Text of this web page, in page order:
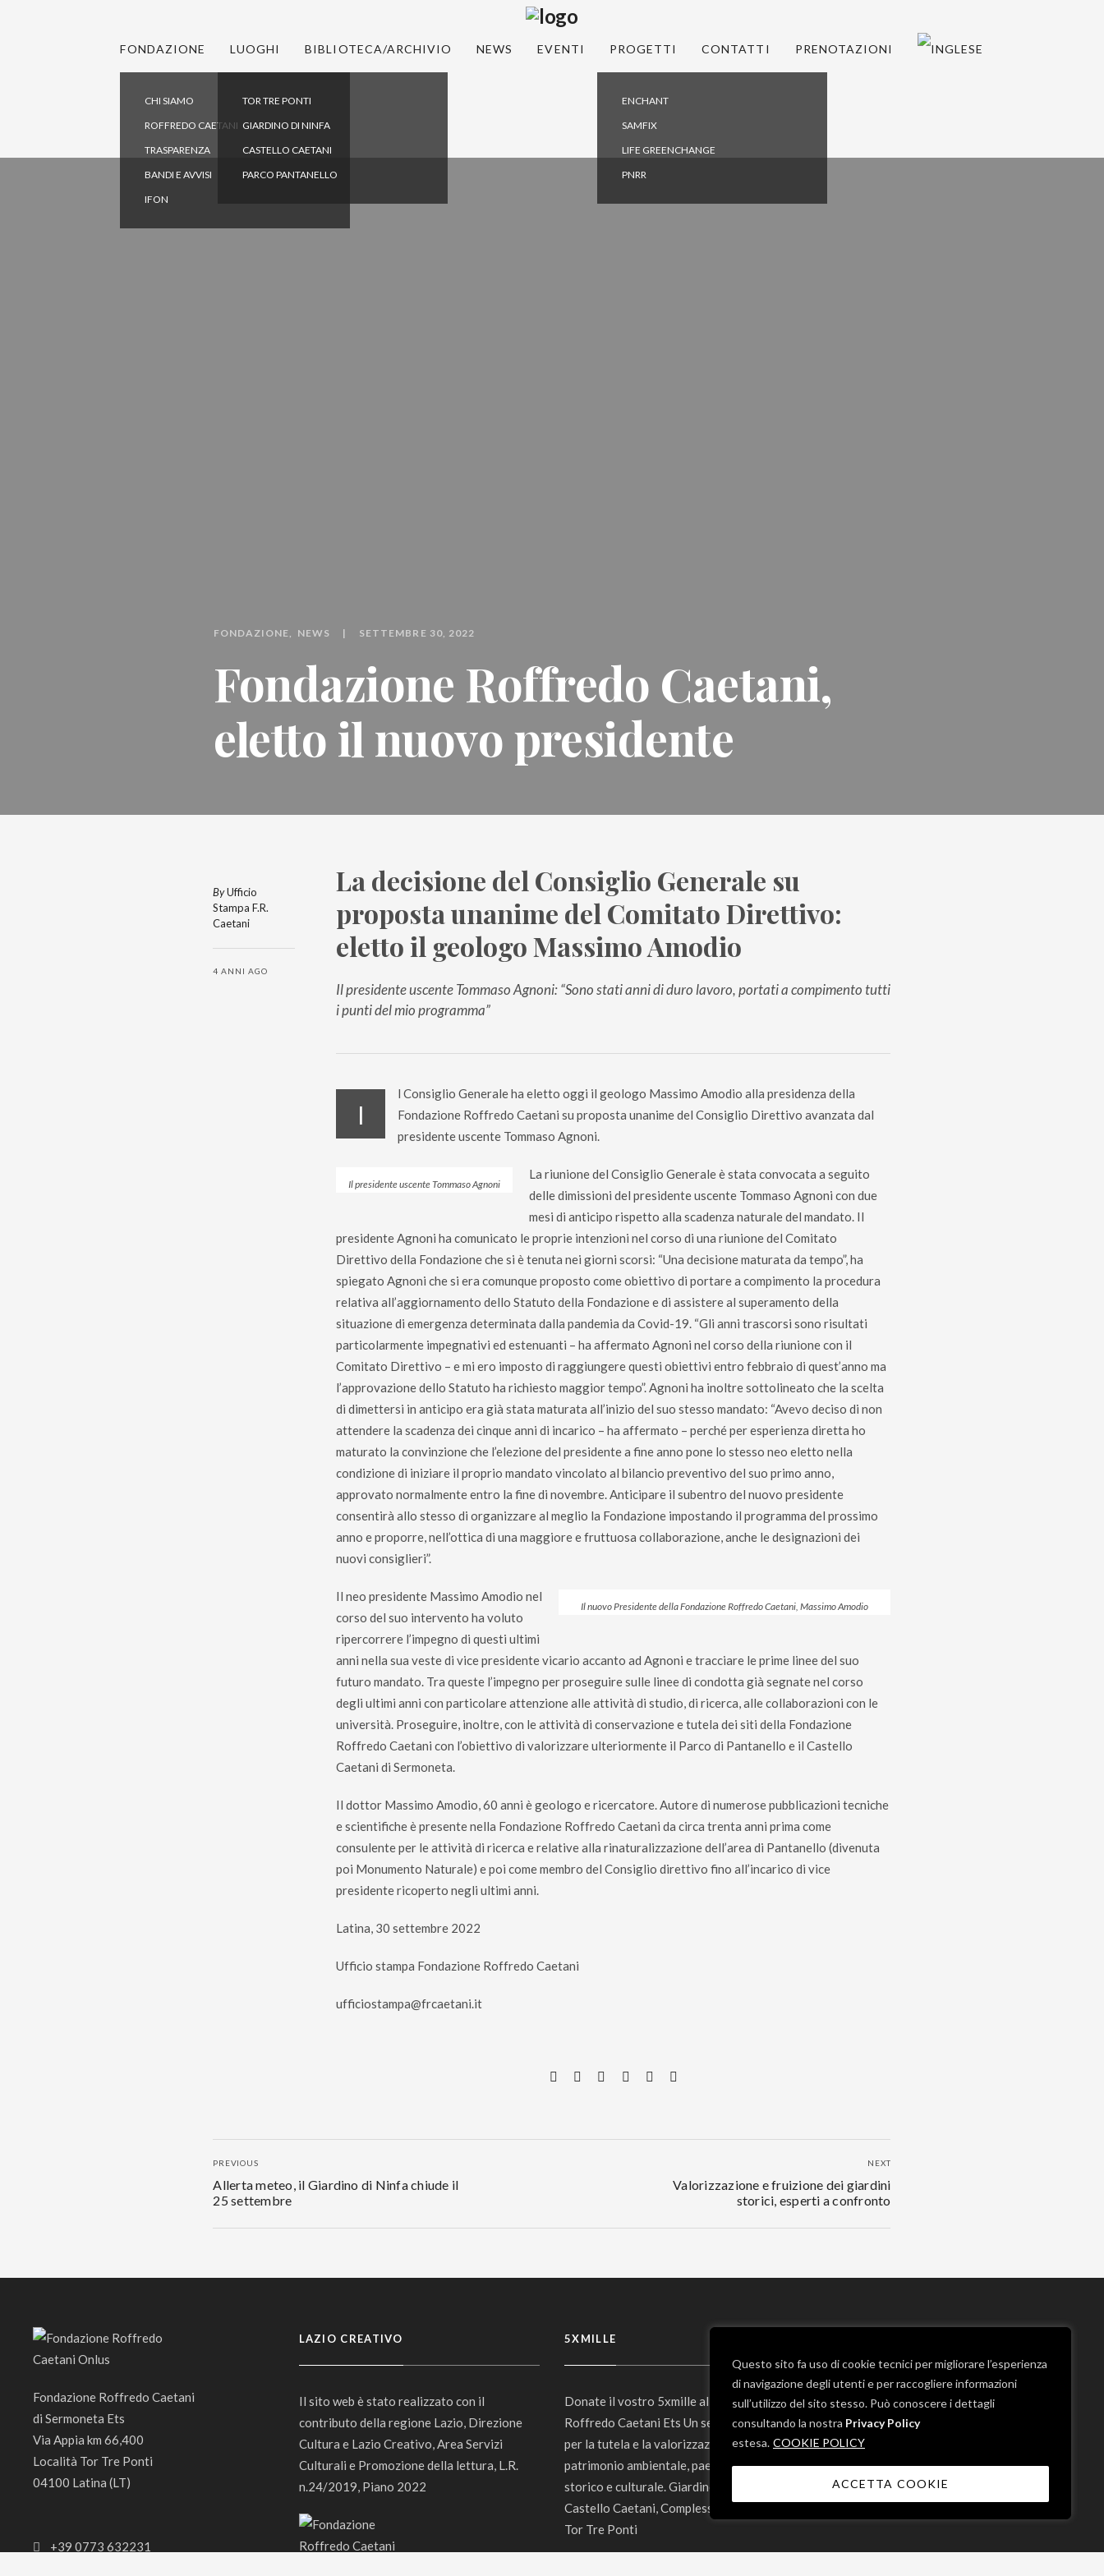
Questo sito fa uso di cookie tecnici per migliorare l’esperienza
di navigazione degli utenti e per raccogliere informazioni
sull’utilizzo del sito stesso. Può conoscere i dettagli
consultando la nostra Privacy Policy
estesa. COOKIE POLICY
ACCETTA COOKIE
FONDAZIONE
CHI SIAMO
ROFFREDO CAETANI
TRASPARENZA
BANDI E AVVISI
IFON
LUOGHI
TOR TRE PONTI
GIARDINO DI NINFA
CASTELLO CAETANI
PARCO PANTANELLO
BIBLIOTECA/ARCHIVIO NEWS EVENTI PROGETTI
ENCHANT
SAMFIX
LIFE GREENCHANGE
PNRR
CONTATTI PRENOTAZIONI
FONDAZIONE NEWS SETTEMBRE 30, 2022
Fondazione Roffredo Caetani,
eletto il nuovo presidente
ByUfficio
Stampa F.R.
Caetani
4 ANNI AGO
La decisione del Consiglio Generale su
proposta unanime del Comitato Direttivo:
eletto il geologo Massimo Amodio
Il presidente uscente Tommaso Agnoni: “Sono stati anni di duro lavoro, portati a compimento tutti
i punti del mio programma”
I
l Consiglio Generale ha eletto oggi il geologo Massimo Amodio alla presidenza della
Fondazione Roffredo Caetani su proposta unanime del Consiglio Direttivo avanzata dal
presidente uscente Tommaso Agnoni.
Il presidente uscente Tommaso Agnoni
La riunione del Consiglio Generale è stata convocata a seguito
delle dimissioni del presidente uscente Tommaso Agnoni con due
mesi di anticipo rispetto alla scadenza naturale del mandato. Il
presidente Agnoni ha comunicato le proprie intenzioni nel corso di una riunione del Comitato
Direttivo della Fondazione che si è tenuta nei giorni scorsi: “Una decisione maturata da tempo”, ha
spiegato Agnoni che si era comunque proposto come obiettivo di portare a compimento la procedura
relativa all’aggiornamento dello Statuto della Fondazione e di assistere al superamento della
situazione di emergenza determinata dalla pandemia da Covid-19. “Gli anni trascorsi sono risultati
particolarmente impegnativi ed estenuanti – ha affermato Agnoni nel corso della riunione con il
Comitato Direttivo – e mi ero imposto di raggiungere questi obiettivi entro febbraio di quest’anno ma
l’approvazione dello Statuto ha richiesto maggior tempo”. Agnoni ha inoltre sottolineato che la scelta
di dimettersi in anticipo era già stata maturata all’inizio del suo stesso mandato: “Avevo deciso di non
attendere la scadenza dei cinque anni di incarico – ha affermato – perché per esperienza diretta ho
maturato la convinzione che l’elezione del presidente a fine anno pone lo stesso neo eletto nella
condizione di iniziare il proprio mandato vincolato al bilancio preventivo del suo primo anno,
approvato normalmente entro la fine di novembre. Anticipare il subentro del nuovo presidente
consentirà allo stesso di organizzare al meglio la Fondazione impostando il programma del prossimo
anno e proporre, nell’ottica di una maggiore e fruttuosa collaborazione, anche le designazioni dei
nuovi consiglieri”.
Il nuovo Presidente della Fondazione Roffredo Caetani, Massimo Amodio
Il neo presidente Massimo Amodio nel
corso del suo intervento ha voluto
ripercorrere l’impegno di questi ultimi
anni nella sua veste di vice presidente vicario accanto ad Agnoni e tracciare le prime linee del suo
futuro mandato. Tra queste l’impegno per proseguire sulle linee di condotta già segnate nel corso
degli ultimi anni con particolare attenzione alle attività di studio, di ricerca, alle collaborazioni con le
università. Proseguire, inoltre, con le attività di conservazione e tutela dei siti della Fondazione
Roffredo Caetani con l’obiettivo di valorizzare ulteriormente il Parco di Pantanello e il Castello
Caetani di Sermoneta.
Il dottor Massimo Amodio, 60 anni è geologo e ricercatore. Autore di numerose pubblicazioni tecniche
e scientifiche è presente nella Fondazione Roffredo Caetani da circa trenta anni prima come
consulente per le attività di ricerca e relative alla rinaturalizzazione dell’area di Pantanello (divenuta
poi Monumento Naturale) e poi come membro del Consiglio direttivo fino all’incarico di vice
presidente ricoperto negli ultimi anni.
Latina, 30 settembre 2022
Ufficio stampa Fondazione Roffredo Caetani
ufficiostampa@frcaetani.it
PREVIOUS
Allerta meteo, il Giardino di Ninfa chiude il
25 settembre
NEXT
Valorizzazione e fruizione dei giardini
storici, esperti a confronto
Fondazione Roffredo Caetani
di Sermoneta Ets
Via Appia km 66,400
Località Tor Tre Ponti
04100 Latina (LT)
+39 0773 632231
LAZIO CREATIVO
Il sito web è stato realizzato con il
contributo della regione Lazio, Direzione
Cultura e Lazio Creativo, Area Servizi
Culturali e Promozione della lettura, L.R.
n.24/2019, Piano 2022
5XMILLE
Donate il vostro 5xmille alla Fondazione
Roffredo Caetani Ets Un segnale concreto
per la tutela e la valorizzazione di un
patrimonio ambientale, paesaggistico,
storico e culturale. Giardino di Ninfa,
Castello Caetani, Complesso Monumentale
Tor Tre Ponti
News
Progetti
Mappa del sito